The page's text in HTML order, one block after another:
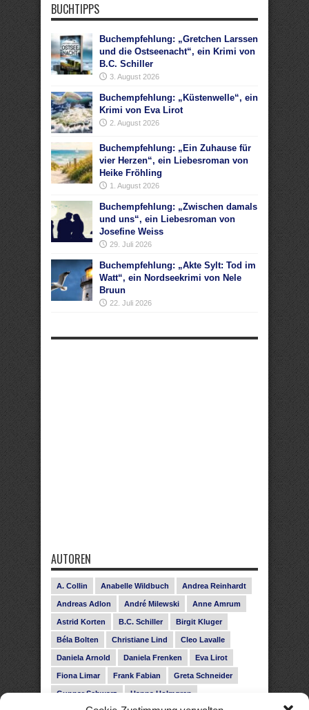
BUCHTIPPS
Buchempfehlung: „Gretchen Larssen
und die Ostseenacht“, ein Krimi von
B.C. Schiller
3. August 2026
Buchempfehlung: „Küstenwelle“, ein
Krimi von Eva Lirot
2. August 2026
Buchempfehlung: „Ein Zuhause für
vier Herzen“, ein Liebesroman von
Heike Fröhling
1. August 2026
Buchempfehlung: „Zwischen damals
und uns“, ein Liebesroman von
Josefine Weiss
29. Juli 2026
Buchempfehlung: „Akte Sylt: Tod im
Watt“, ein Nordseekrimi von Nele
Bruun
22. Juli 2026
AUTOREN
A. Collin Anabelle Wildbuch Andrea Reinhardt
Andreas Adlon André Milewski Anne Amrum
Astrid Korten B.C. Schiller Birgit Kluger
Béla Bolten Christiane Lind Cleo Lavalle
Daniela Arnold Daniela Frenken Eva Lirot
Fiona Limar Frank Fabian Greta Schneider
Gunnar Schwarz Hanna Holmgren